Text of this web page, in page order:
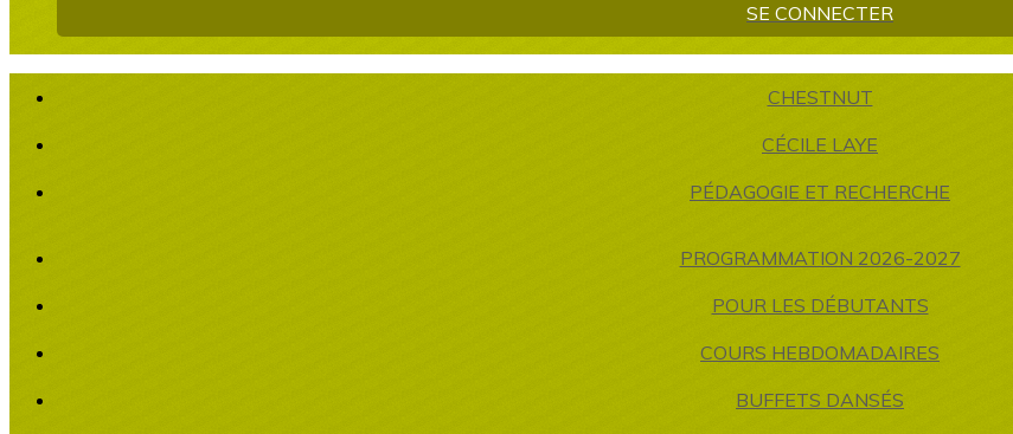
SE CONNECTER
CHESTNUT
CÉCILE LAYE
PÉDAGOGIE ET RECHERCHE
PROGRAMMATION 2026-2027
POUR LES DÉBUTANTS
COURS HEBDOMADAIRES
BUFFETS DANSÉS